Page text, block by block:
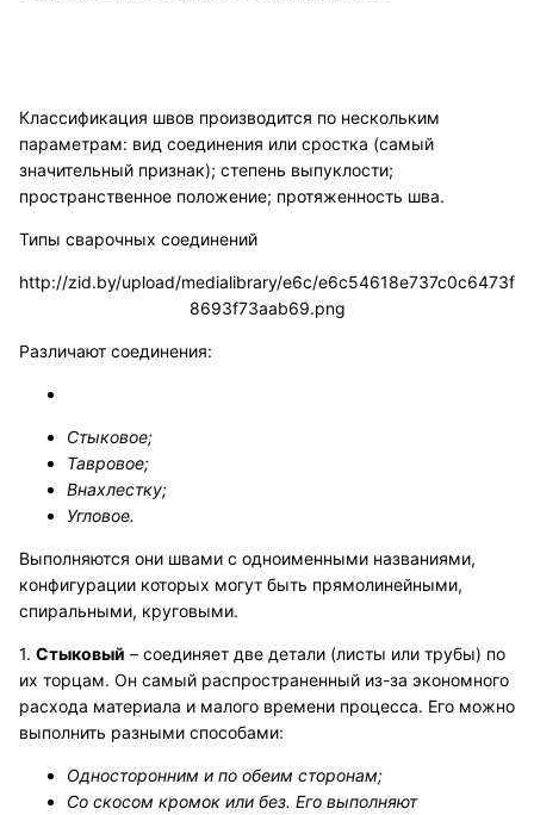
Классификация швов производится по нескольким
параметрам: вид соединения или сростка (самый
значительный признак); степень выпуклости;
пространственное положение; протяженность шва.
Типы сварочных соединений
http://zid.by/upload/medialibrary/e6c/e6c54618e737c0c6473f
8693f73aab69.png
Различают соединения:
Стыковое;
Тавровое;
Внахлестку;
Угловое.
Выполняются они швами с одноименными названиями,
конфигурации которых могут быть прямолинейными,
спиральными, круговыми.
1. Стыковый – соединяет две детали (листы или трубы) по
их торцам. Он самый распространенный из-за экономного
расхода материала и малого времени процесса. Его можно
выполнить разными способами:
Односторонним и по обеим сторонам;
Со скосом кромок или без. Его выполняют